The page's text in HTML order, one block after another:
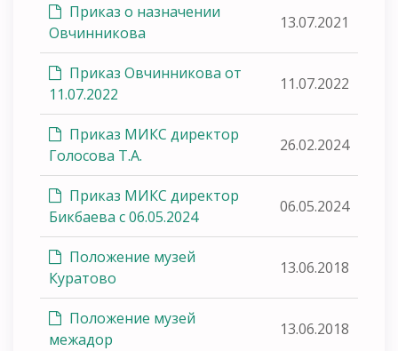
Приказ о назначении
Овчинникова
13.07.2021
Приказ Овчинникова от
11.07.2022
11.07.2022
Приказ МИКС директор
Голосова Т.А.
26.02.2024
Приказ МИКС директор
Бикбаева с 06.05.2024
06.05.2024
Положение музей
Куратово
13.06.2018
Положение музей
межадор
13.06.2018